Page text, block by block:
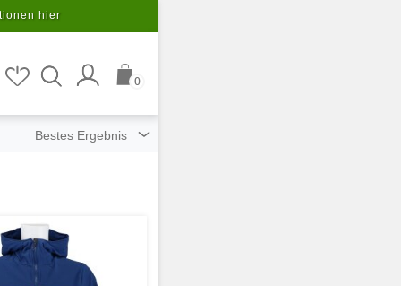
hier
0